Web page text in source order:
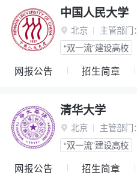
中国人民大学
 北京 主管部门：
“双一流”建设高校
网报公告 招生简章
清华大学
 北京 主管部门：
“双一流”建设高校
网报公告 招生简章